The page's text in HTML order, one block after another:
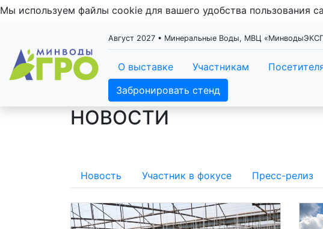
Мы используем файлы cookie для вашего удобства пользования
Август 2027 • Минеральные Воды, МВЦ
О выставке Участникам
Забронировать стенд
НОВОСТИ
Новость Участник в фокусе Пресс-релиз